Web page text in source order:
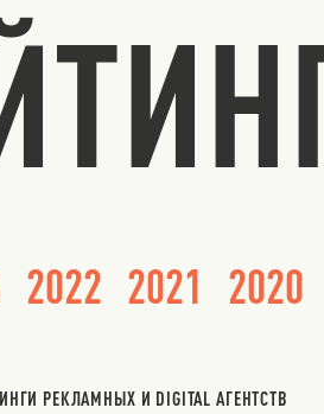
2022 2021 2020
РЕКЛАМНЫХ И DIGITAL АГЕНТСТВ